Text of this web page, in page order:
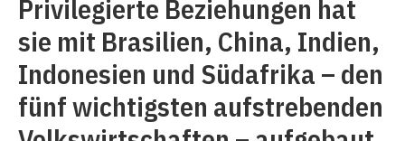
Privilegierte Beziehungen hat
sie mit Brasilien, China, Indien,
Indonesien und Südafrika – den
fünf wichtigsten aufstrebenden